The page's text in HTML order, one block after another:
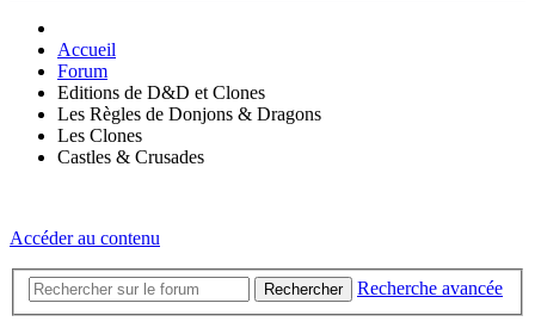
Accueil
Forum
Editions de D&D et Clones
Les Règles de Donjons & Dragons
Les Clones
Castles & Crusades
Accéder au contenu
Rechercher Recherche avancée